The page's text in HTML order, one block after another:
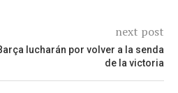
next post
lucharán por volver a la senda
de la victoria